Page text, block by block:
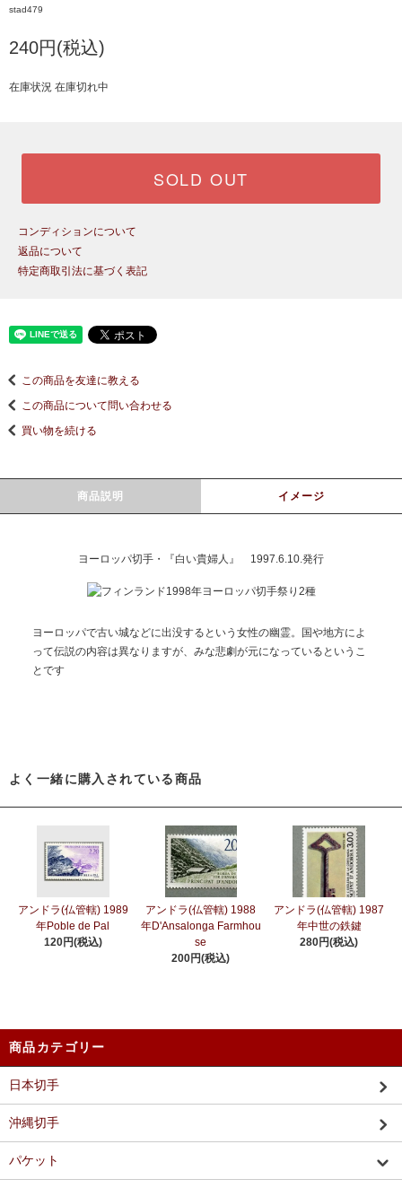
stad479
240円(税込)
在庫状況 在庫切れ中
SOLD OUT
コンディションについて
返品について
特定商取引法に基づく表記
この商品を友達に教える
この商品について問い合わせる
買い物を続ける
商品説明 イメージ
ヨーロッパ切手・『白い貴婦人』 1997.6.10.発行
ヨーロッパで古い城などに出没するという女性の幽霊。国や地方によ
って伝説の内容は異なりますが、みな悲劇が元になっているというこ
とです
よく一緒に購入されている商品
アンドラ(仏管轄) 1989
年Poble de Pal
120円(税込)
アンドラ(仏管轄) 1988
年D'Ansalonga Farmhou
se
200円(税込)
アンドラ(仏管轄) 1987
年中世の鉄鍵
280円(税込)
商品カテゴリー
日本切手
沖縄切手
パケット